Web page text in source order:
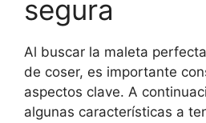
segura
Al buscar la maleta
de coser, es importante
aspectos clave. A
algunas características a